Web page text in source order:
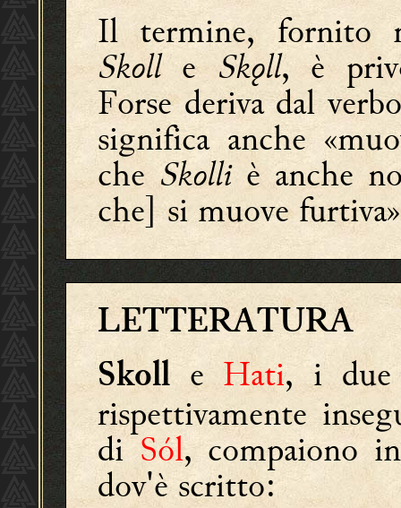
Il termine, fornito
SkolleSkǫll, è
Forse deriva dal
significa anche
cheSkolli è anche
che] si muove
LETTERATURA
Skolle Hati, i due
rispettivamente
diSól, compaiono
dov'è scritto: